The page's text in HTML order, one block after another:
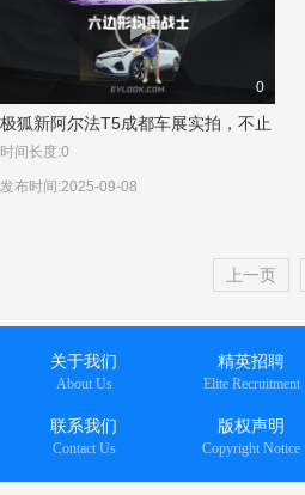
0
极狐新阿尔法T5成都车展实拍，不止
时间长度:0
发布时间:2025-09-08
上一页
关于我们
About Us
精英招聘
Elite Recruitment
联系我们
Contact Us
版权声明
Copyright Notice